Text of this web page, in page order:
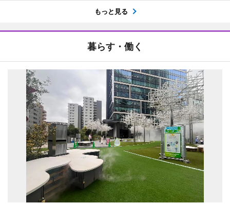
もっと見る
暮らす・働く